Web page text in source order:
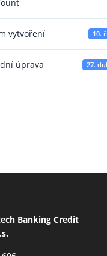
vytvoření 10.
úprava 27.
Banking Credit